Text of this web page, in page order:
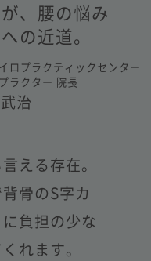
、腰の悩み
の近道。
ロプラクティックセンター
ラクター 院長
治
える存在。
骨のS字カ
負担の少な
れます。